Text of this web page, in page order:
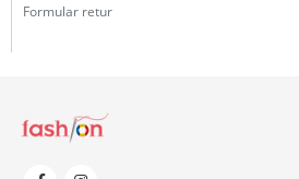
Formular retur